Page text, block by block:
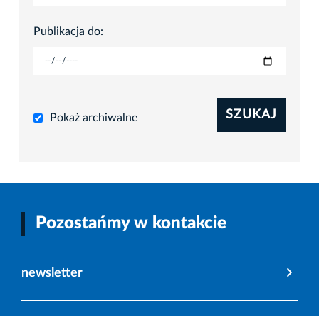
Publikacja do:
Pokaż archiwalne SZUKAJ
Pozostańmy w kontakcie
newsletter